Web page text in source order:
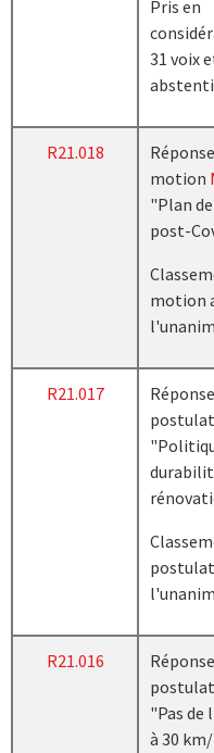
Pris en
31 voix
R21.018
motion
"Plan
post-
motion
R21.017
postulat
R21.016
postulat
"Pas
à 30